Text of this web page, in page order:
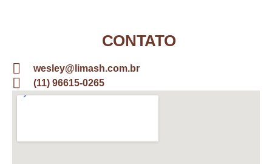
CONTATO
wesley@limash.com.br
(11) 96615-0265